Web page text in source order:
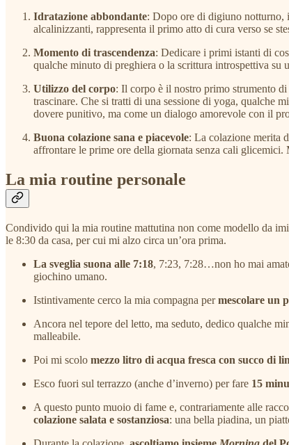
Idratazione abbondante: Dopo ore di digiuno notturno,
alcalinizzanti, rappresenta il primo atto di cura verso se
Momento di trascendenza: Dedicare i primi istanti di
qualche minuto di preghiera o la scrittura introspettiva su
Utilizzo del corpo: Il corpo è il nostro primo strumento
trascinare. Che si tratti di una sessione di yoga, qualche
dovere punitivo, ma come un dialogo amorevole con il
Buona colazione sana e piacevole: La colazione merita
affrontare le prime ore della giornata senza cali
La mia routine personale
Condivido qui la mia routine mattutina non come modello da
le 8:30 da casa, per cui mi alzo circa un’ora prima.
La sveglia suona alle 7:18, 7:23, 7:28…non ho mai
giochino umano.
Istintivamente cerco la mia compagna permescolare un
Ancora nel tepore del letto, ma seduto, dedico qualche
malleabile.
Poi mi scolo mezzo litro di acqua fresca con succo di
Esco fuori sul terrazzo (anche d’inverno) per fare 15
A questo punto muoio di fame e, contrariamente alle
colazione salata e sostanziosa: una bella piadina, un